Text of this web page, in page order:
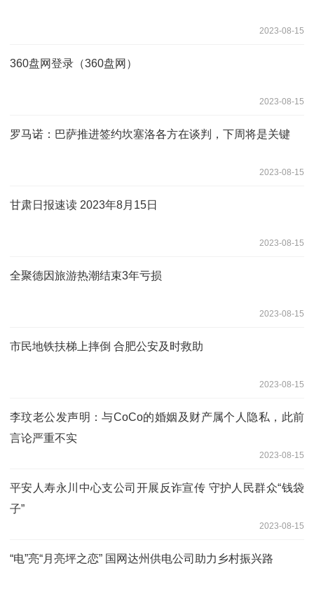
2023-08-15
360盘网登录（360盘网）
2023-08-15
罗马诺：巴萨推进签约坎塞洛各方在谈判，下周将是关键
2023-08-15
甘肃日报速读 2023年8月15日
2023-08-15
全聚德因旅游热潮结束3年亏损
2023-08-15
市民地铁扶梯上摔倒 合肥公安及时救助
2023-08-15
李玟老公发声明：与CoCo的婚姻及财产属个人隐私，此前
言论严重不实
2023-08-15
平安人寿永川中心支公司开展反诈宣传 守护人民群众“钱袋
子”
2023-08-15
“电”亮“月亮坪之恋” 国网达州供电公司助力乡村振兴路